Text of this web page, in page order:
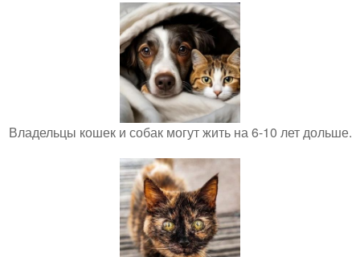
Владельцы кошек и собак могут жить на 6-10 лет дольше.